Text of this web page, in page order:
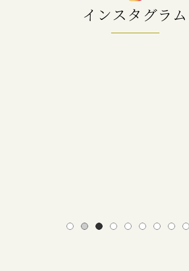
インスタグラム
1 2 3 4 5 6 7 8 9